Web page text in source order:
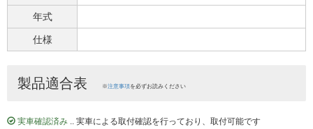
年式
仕様
製品適合表 ※注意事項を必ずお読みください
実車確認済み .. 実車による取付確認を行っており、取付可能です